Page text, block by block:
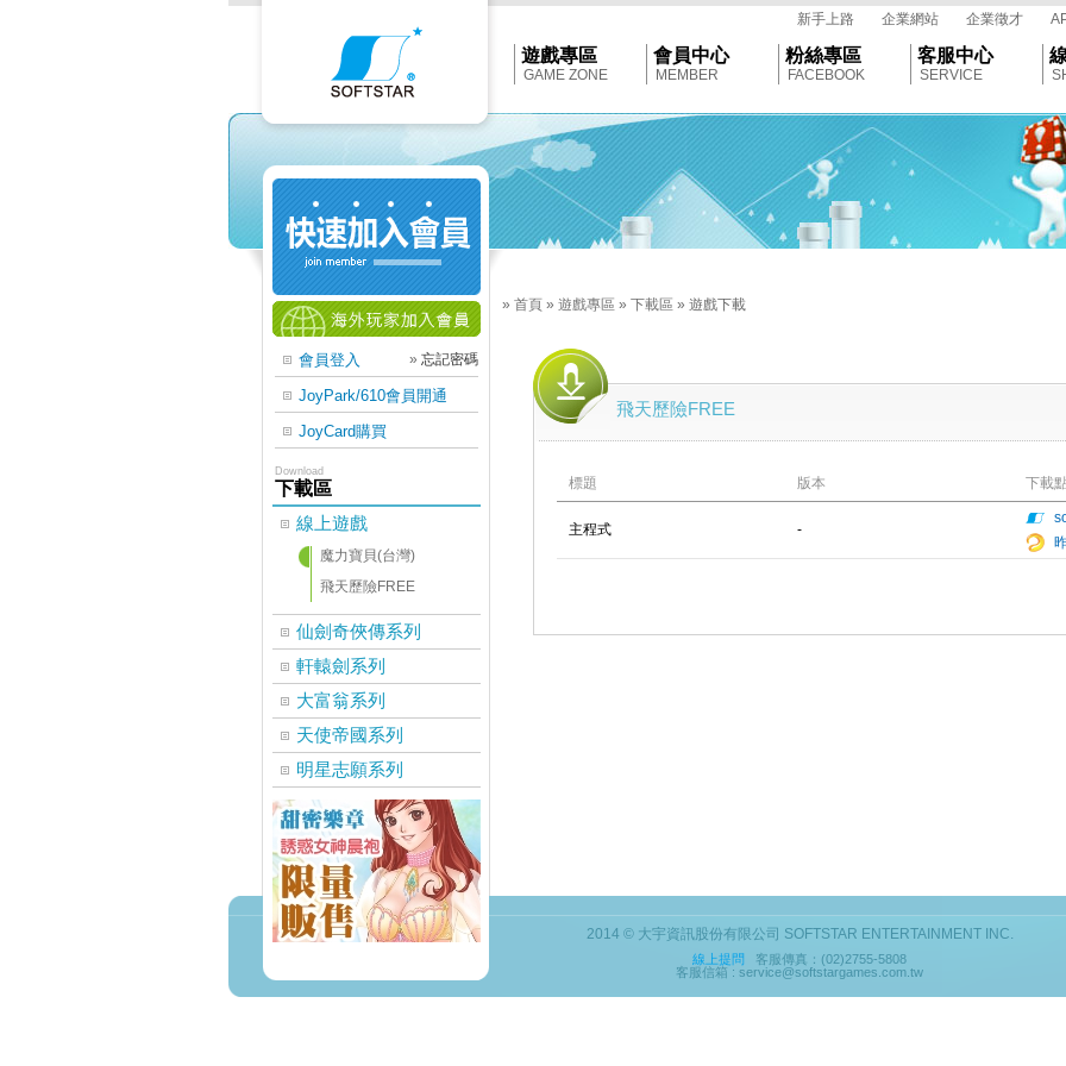
Softstar
新手上路 企業網站 企業徵才
遊戲專區
GAME ZONE
會員中心
MEMBER
粉絲專區
FACEBOOK
客服中心
SERVICE
會員登入 » 忘記密碼
JoyPark/610會員開通
JoyCard購買
Download
下載區
線上遊戲
魔力寶貝(台灣)
飛天歷險FREE
仙劍奇俠傳系列
軒轅劍系列
大富翁系列
天使帝國系列
明星志願系列
» 首頁 » 遊戲專區 » 下載區 » 遊戲下載
飛天歷險FREE
標題 版本 下載
主程式 -
2014 © 大宇資訊股份有限公司 SOFTSTAR ENTERTAINMENT INC.
線上提問 客服傳真：(02)2755-5808
客服信箱 : service@softstargames.com.tw